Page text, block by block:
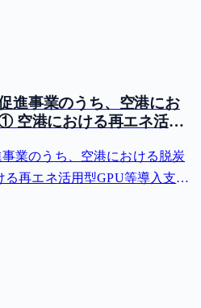
進事業のうち、空港にお
空港における再エネ活用
業のうち、空港における脱炭
再エネ活用型GPU等導入支援